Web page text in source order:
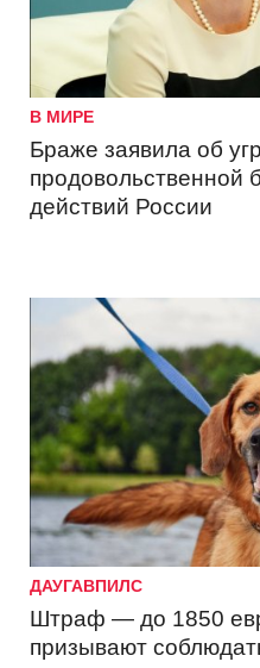
В МИРЕ
Браже заявила об
продовольственной
действий России
ДАУГАВПИЛС
Штраф — до 1850
призывают